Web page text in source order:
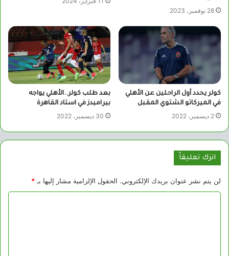
28 نوفمبر، 2023
كولر يحدد أول الراحلين عن الأهلي
في الميركاتو الشتوي المقبل
2 ديسمبر، 2022
بعد طلب كولر..الأهلي يواجه
بيراميدز في استاد القاهرة
30 ديسمبر، 2022
اترك تعليقاً
لن يتم نشر عنوان بريدك الإلكتروني. الحقول الإلزامية مشار إليها بـ *